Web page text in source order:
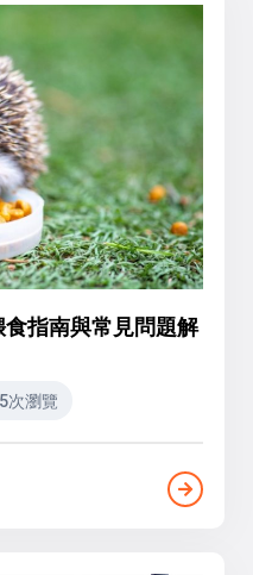
指南與常見問題解
次瀏覽